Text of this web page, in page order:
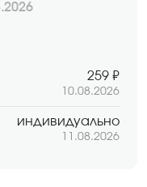
259 ₽
10.08.2026
индивидуально
11.08.2026